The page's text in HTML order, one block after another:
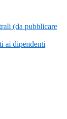
(da pubblicare
ai dipendenti